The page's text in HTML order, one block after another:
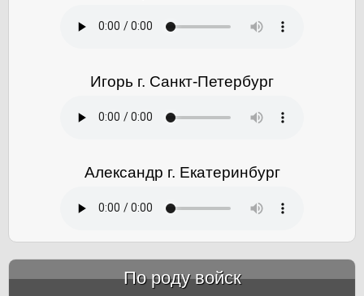
Игорь г. Санкт-Петербург
Александр г. Екатеринбург
По роду войск